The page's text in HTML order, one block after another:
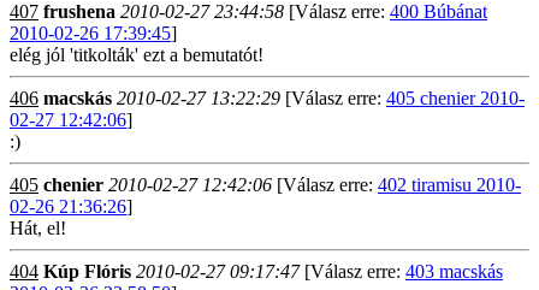
407 frushena 2010-02-27 23:44:58 [Válasz erre: 400 Búbánat
2010-02-26 17:39:45]
elég jól 'titkolták' ezt a bemutatót!
406 macskás 2010-02-27 13:22:29 [Válasz erre: 405 chenier 2010-
02-27 12:42:06]
:)
405 chenier 2010-02-27 12:42:06 [Válasz erre: 402 tiramisu 2010-
02-26 21:36:26]
Hát, el!
404 Kúp Flóris 2010-02-27 09:17:47[Válasz erre: 403 macskás